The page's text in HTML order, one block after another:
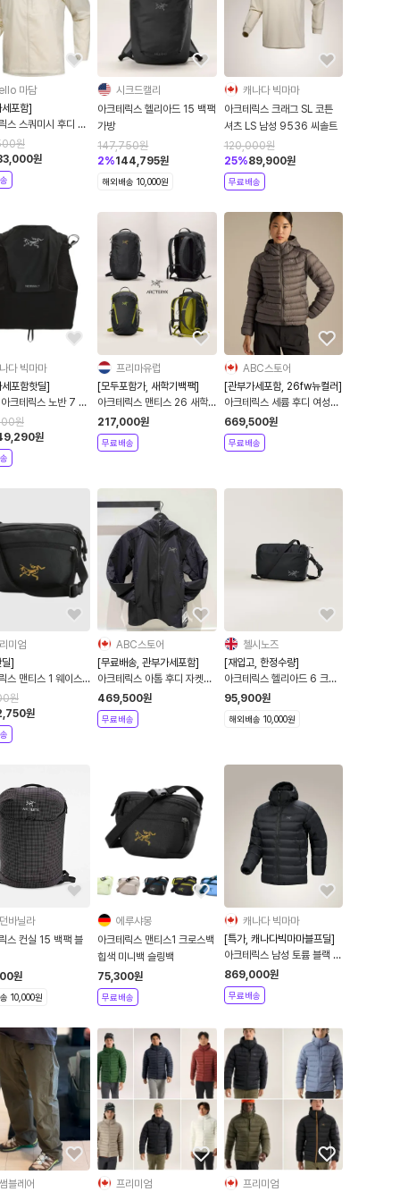
마담
포함]
스 스쿼미시 후디 남
이 윈드브레이커 경
켓 자켓 씨솔트
원
원
시크드캘리
아크테릭스 헬리아드 15 백팩
가방
147,750원
2%144,795원
해외배송 10,000원
캐나다 빅마마
아크테릭스 크래그 SL 코튼
셔츠 LS 남성 9536 씨솔트
120,000원
25%89,900원
무료배송
다 빅마마
포함핫딜]
크테릭스 노반 7 베
랙 6747 mens
원
원
프리마유럽
[모두포함가, 새학기백팩]
아크테릭스 맨티스 26 새학
기 백팩 추천
217,000원
무료배송
ABC스토어
[관부가세포함, 26fw뉴컬러]
아크테릭스 세륨 후디 여성용
패딩 경량패딩 고프코어 우먼
스 여자 10554
669,500원
무료배송
미엄
]
스 맨티스 1 웨이스
원
원
ABC스토어
[무료배송, 관부가세포함]
아크테릭스 아톰 후디 자켓
9556
469,500원
무료배송
첼시노즈
[재입고, 한정수량]
아크테릭스 헬리아드 6 크로
스바디백 블랙
X000010359
95,900원
해외배송 10,000원
바닐라
스 컨실 15 백팩 블
원
10,000원
에루샤몽
아크테릭스 맨티스1 크로스백
힙색 미니백 슬링백
75,300원
무료배송
캐나다 빅마마
[특가, 캐나다빅마마블프딜]
아크테릭스 남성 토륨 블랙 경
량 후디 패딩 Thorium
hoody 0543
869,000원
무료배송
블레어
프리미엄
프리미엄